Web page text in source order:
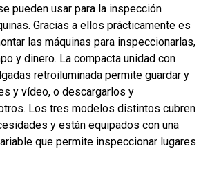
pueden usar para la inspección
Gracias a ellos prácticamente es
las máquinas para inspeccionarlas,
y dinero. La compacta unidad con
retroiluminada permite guardar y
y vídeo, o descargarlos y
Los tres modelos distintos cubren
y están equipados con una
que permite inspeccionar lugares